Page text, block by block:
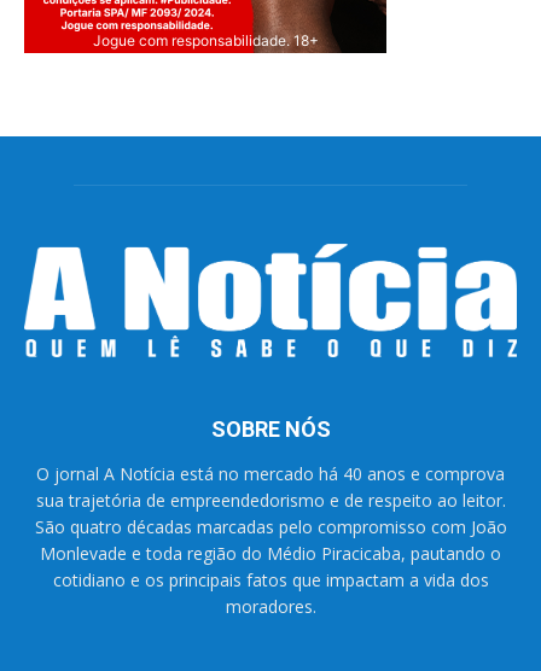
Jogue com responsabilidade. 18+
SOBRE NÓS
O jornal A Notícia está no mercado há 40 anos e comprova
sua trajetória de empreendedorismo e de respeito ao leitor.
São quatro décadas marcadas pelo compromisso com João
Monlevade e toda região do Médio Piracicaba, pautando o
cotidiano e os principais fatos que impactam a vida dos
moradores.